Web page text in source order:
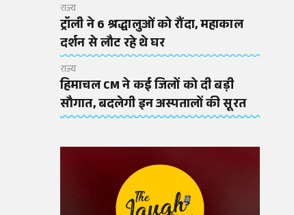
राज्य
ट्रॉली ने 6 श्रद्धालुओं को रौंदा, महाकाल
दर्शन से लौट रहे थे घर
राज्य
हिमाचल CM ने कई जिलों को दी बड़ी
सौगात, बदलेगी इन अस्पतालों की सूरत